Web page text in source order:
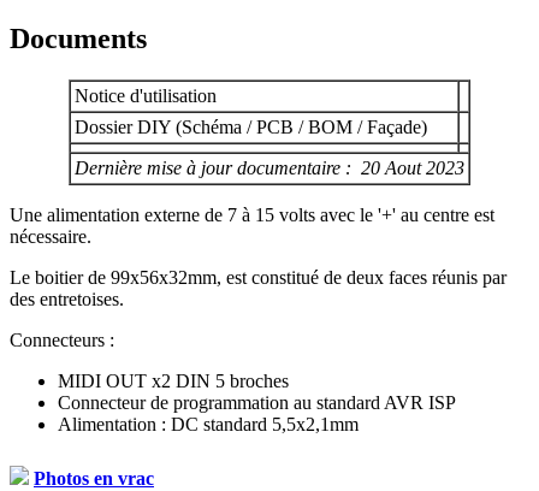
Documents
Notice d'utilisation
Dossier DIY (Schéma / PCB / BOM / Façade)
Dernière mise à jour documentaire : 20 Aout 2023
Une alimentation externe de 7 à 15 volts avec le '+' au centre est
nécessaire.
Le boitier de 99x56x32mm, est constitué de deux faces réunis par
des entretoises.
Connecteurs :
MIDI OUT x2 DIN 5 broches
Connecteur de programmation au standard AVR ISP
Alimentation : DC standard 5,5x2,1mm
Photos en vrac